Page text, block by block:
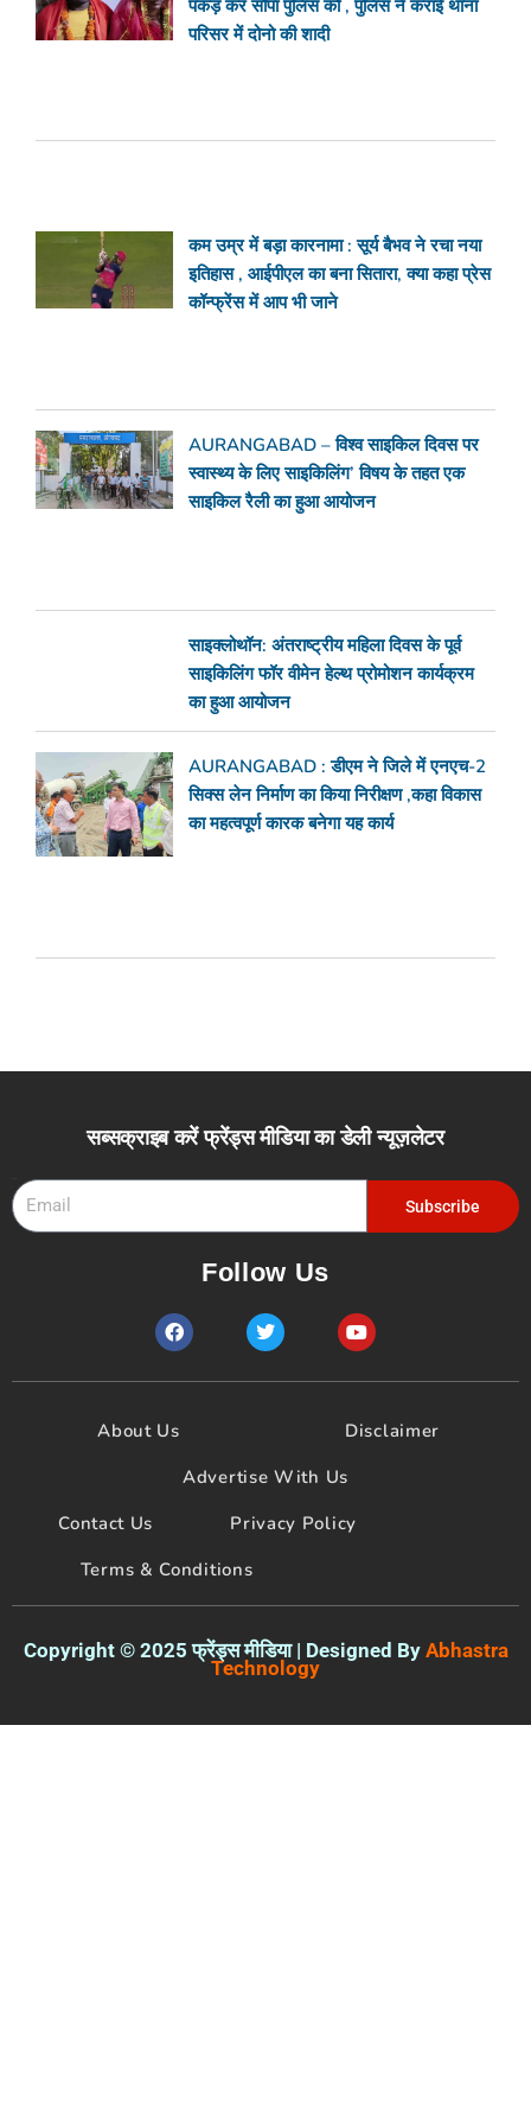
पकड़ कर सौंपा पुलिस को , पुलिस ने कराई थाना
परिसर में दोनो की शादी
कम उम्र में बड़ा कारनामा : सूर्य बैभव ने रचा नया
इतिहास , आईपीएल का बना सितारा, क्या कहा प्रेस
कॉन्फ्रेंस में आप भी जाने
AURANGABAD – विश्व साइकिल दिवस पर
स्वास्थ्य के लिए साइकिलिंग’ विषय के तहत एक
साइकिल रैली का हुआ आयोजन
साइक्लोथॉन: अंतराष्ट्रीय महिला दिवस के पूर्व
साइकिलिंग फॉर वीमेन हेल्थ प्रोमोशन कार्यक्रम
का हुआ आयोजन
AURANGABAD : डीएम ने जिले में एनएच-2
सिक्स लेन निर्माण का किया निरीक्षण ,कहा विकास
का महत्वपूर्ण कारक बनेगा यह कार्य
सब्सक्राइब करें फ्रेंड्स मीडिया का डेली न्यूज़लेटर
Subscribe
Follow Us
F
a
e
o
T
w
t
Y
o
t
e
About Us
Disclaimer
Advertise With Us
Contact Us
Privacy Policy
Terms & Conditions
Copyright © 2025 फ्रेंड्स मीडिया | Designed By Abhastra
Technology